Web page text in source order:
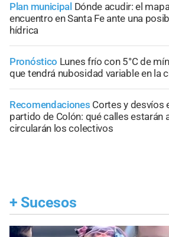
Plan municipal Dónde acudir: el
encuentro en Santa Fe ante una
hídrica
Pronóstico Lunes frío con 5°C de
que tendrá nubosidad variable en la
Recomendaciones Cortes y desvíos
partido de Colón: qué calles estarán
circularán los colectivos
+ Sucesos